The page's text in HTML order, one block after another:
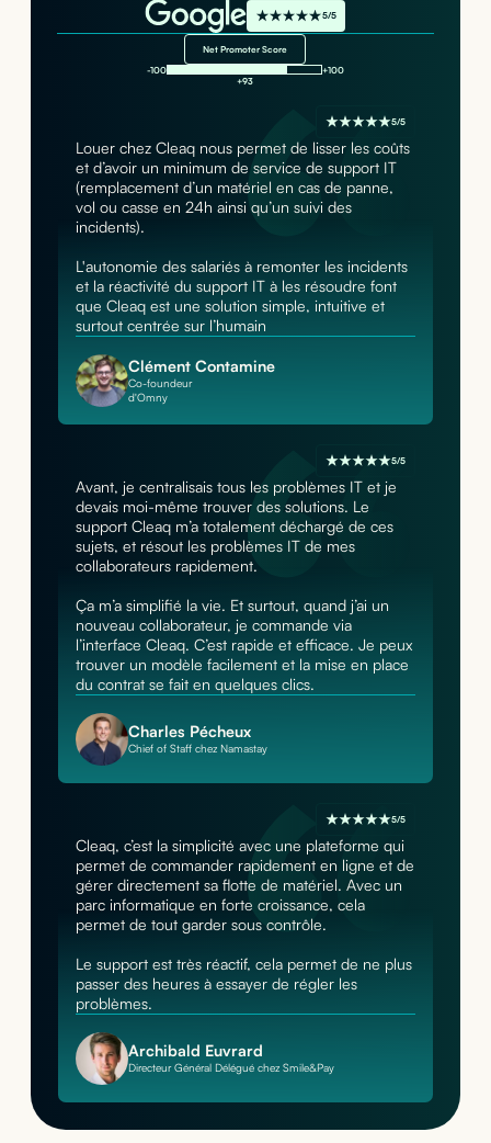
5/5
Net Promoter Score
-100
+100
+93
5/5
Louer chez Cleaq nous permet de lisser les coûts
et d’avoir un minimum de service de support IT
(remplacement d’un matériel en cas de panne,
vol ou casse en 24h ainsi qu’un suivi des
incidents).
L'autonomie des salariés à remonter les incidents
et la réactivité du support IT à les résoudre font
que Cleaq est une solution simple, intuitive et
surtout centrée sur l’humain
Clément Contamine
Co-foundeur
d'Omny
5/5
Avant, je centralisais tous les problèmes IT et je
devais moi-même trouver des solutions. Le
support Cleaq m’a totalement déchargé de ces
sujets, et résout les problèmes IT de mes
collaborateurs rapidement.
Ça m’a simplifié la vie. Et surtout, quand j’ai un
nouveau collaborateur, je commande via
l’interface Cleaq. C’est rapide et efficace. Je peux
trouver un modèle facilement et la mise en place
du contrat se fait en quelques clics.
Charles Pécheux
Chief of Staff chez Namastay
5/5
Cleaq, c’est la simplicité avec une plateforme qui
permet de commander rapidement en ligne et de
gérer directement sa flotte de matériel. Avec un
parc informatique en forte croissance, cela
permet de tout garder sous contrôle.
Le support est très réactif, cela permet de ne plus
passer des heures à essayer de régler les
problèmes.
Archibald Euvrard
Directeur Général Délégué chez Smile&Pay